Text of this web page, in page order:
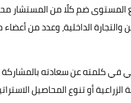
ضم كلًا من المستشار
والتجارة الداخلية، وعدد من
في كلمته عن سعادته
أو تنوع المحاصيل